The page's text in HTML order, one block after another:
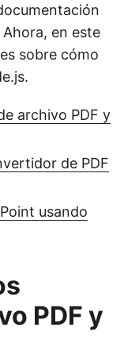
en este
sobre cómo
archivo PDF y
de PDF
usando
PDF y